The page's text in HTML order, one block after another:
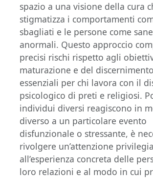
spazio a una visione della cura
stigmatizza i comportamenti
sbagliati e le persone come
anormali. Questo approccio
precisi rischi rispetto agli
maturazione e del
essenziali per chi lavora con il
psicologico di preti e religiosi.
individui diversi reagiscono in
diverso a un particolare evento
disfunzionale o stressante, è
rivolgere un’attenzione
all’esperienza concreta delle
loro relazioni e al modo in cui